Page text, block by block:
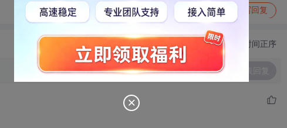
转发到动态 举报 写回复
切换为时间正序